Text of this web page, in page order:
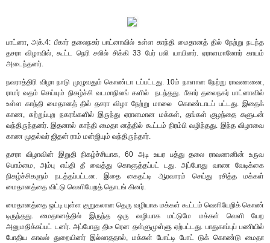
பாட்னா, அக்.4: பீகார் தலைநகர் பாட்னாவில் உள்ள காந்தி மைதானத் தில் நேற்று நடந்த
தசரா விழாவில், கூட்ட நெரி சலில் சிக்கி 33 பேர் பலி யாயினர். ஏராளமானோர் காயம்
அடைந்தனர்.
நவராத்திரி விழா நாடு முழுவதும் கொண்டா டப்பட்டது. 10ம் நாளான நேற்று ராவணனை,
ராமர் வதம் செய்யும் நிகழ்ச்சி வடமாநிலங் களில் நடந்தது. பீகார் தலைநகர் பாட்னாவில்
உள்ள காந்தி மைதானத் தில் தசரா விழா நேற்று மாலை கொண்டாடப் பட்டது. இதைக்
காண, சுற்றுப்புற நகரங்களில் இருந்து ஏராளமான மக்கள், தங்கள் குழந்தை களுடன்
வந்திருந்தனர். இதனால் காந்தி மைதா னத்தில் கூட்டம் நிரம்பி வழிந்தது. இந்த விழாவை
காண முதல்வர் ஜிதன் ராம் மன்ஜியும் வந்திருந்தார்.
தசரா விழாவின் இறுதி நிகழ்ச்சியாக, 60 அடி உயர பத்து தலை ராவணனின் உருவ
பொம்மை, அம்பு எய்தி தீ வைத்து கொளுத்தப்பட் டது. அப்போது வாண வேடிக்கை
நிகழ்ச்சிகளும் நடத்தப்பட்டன. இதை கைதட்டி ஆரவாரம் செய்து ரசித்த மக்கள்
மைதானத்தை விட்டு வெளியேறத் தொடங் கினர்.
மைதானத்தை ஒட்டி யுள்ள குறுகலான தெரு வழியாக மக்கள் கூட்டம் வெளியேறிக் கொண்
டிருந்தது. மைதானத்தில் இருந்த ஒரு வழியாக மட்டுமே மக்கள் வெளி யேற
அனுமதிக்கப்பட் டனர். அப்போது திடீ ரென தள்ளுமுள்ளு ஏற்பட்டது. பாதுகாப்புப் பணியில்
போதிய காவல் துறையினர் இல்லாததால், மக்கள் போட்டி போட் டுக் கொண்டு மைதா